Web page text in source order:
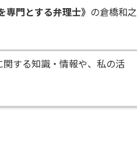
専門とする弁理士》 の倉橋和之
する知識・情報や、私の活